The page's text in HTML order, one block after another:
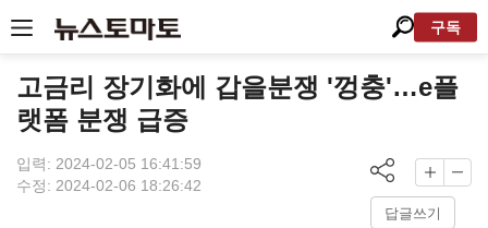
구독
고금리 장기화에 갑을분쟁 '껑충'…e플
랫폼 분쟁 급증
입력: 2024-02-05 16:41:59
수정: 2024-02-06 18:26:42
답글쓰기